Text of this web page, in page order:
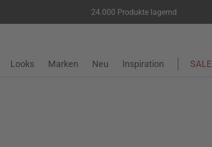
24.000 Produkte lagernd
Looks Marken Neu Inspiration SALE